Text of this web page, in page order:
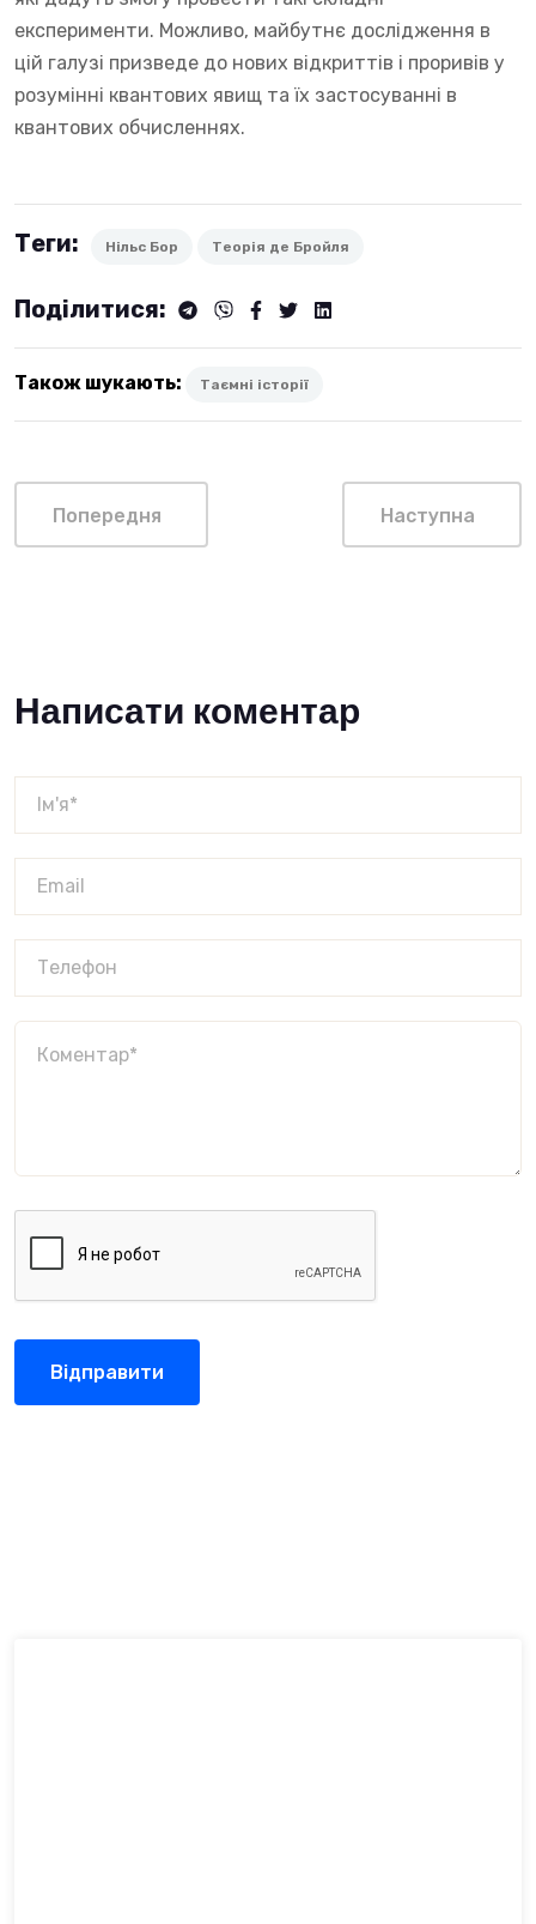
експерименти. Можливо, майбутнє дослідження в
цій галузі призведе до нових відкриттів і проривів у
розумінні квантових явищ та їх застосуванні в
квантових обчисленнях.
Теги: Нільс Бор Теорія де Бройля
Поділитися:
Також шукають: Таємні історії
Попередня Наступна
Написати коментар
Відправити